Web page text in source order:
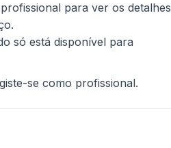
para ver os detalhes
só está disponível para
se como profissional.